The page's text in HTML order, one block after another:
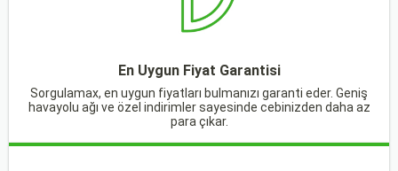
En Uygun Fiyat Garantisi
Sorgulamax, en uygun fiyatları bulmanızı garanti eder. Geniş
havayolu ağı ve özel indirimler sayesinde cebinizden daha az
para çıkar.